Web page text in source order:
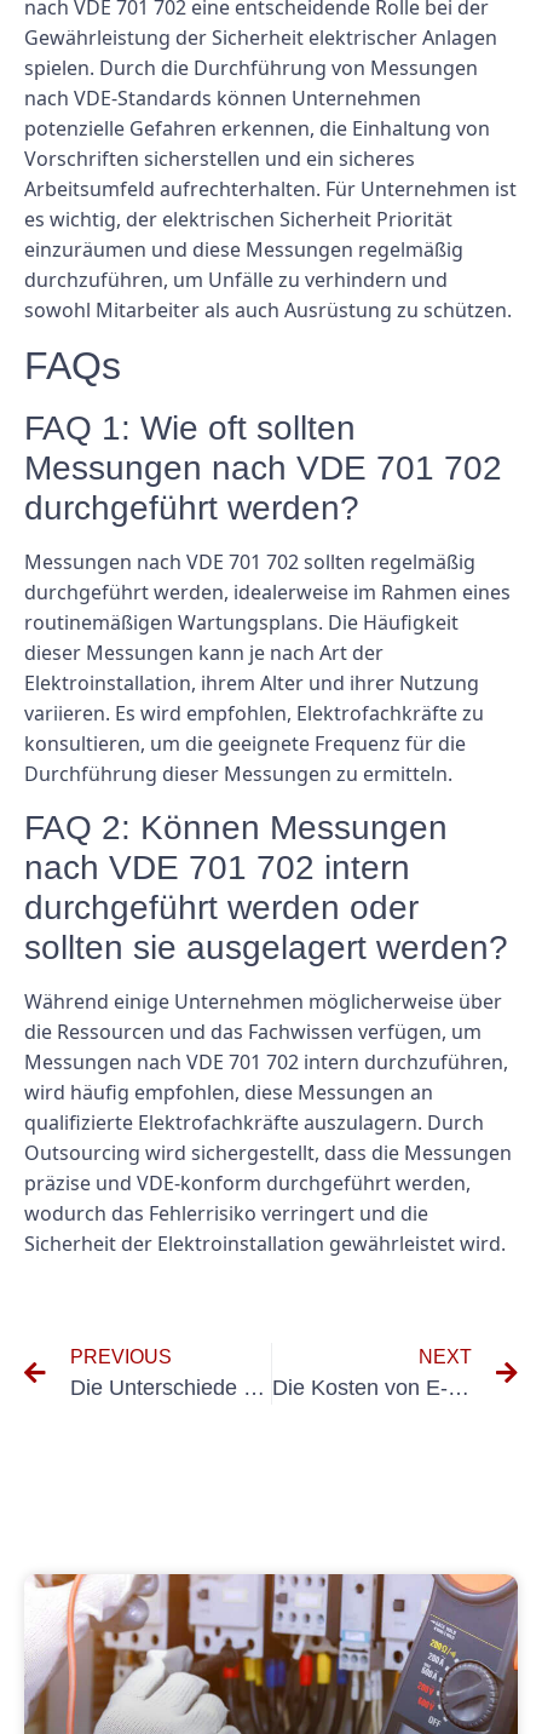
nach VDE 701 702 eine entscheidende Rolle bei der
Gewährleistung der Sicherheit elektrischer Anlagen
spielen. Durch die Durchführung von Messungen
nach VDE-Standards können Unternehmen
potenzielle Gefahren erkennen, die Einhaltung von
Vorschriften sicherstellen und ein sicheres
Arbeitsumfeld aufrechterhalten. Für Unternehmen ist
es wichtig, der elektrischen Sicherheit Priorität
einzuräumen und diese Messungen regelmäßig
durchzuführen, um Unfälle zu verhindern und
sowohl Mitarbeiter als auch Ausrüstung zu schützen.
FAQs
FAQ 1: Wie oft sollten
Messungen nach VDE 701 702
durchgeführt werden?
Messungen nach VDE 701 702 sollten regelmäßig
durchgeführt werden, idealerweise im Rahmen eines
routinemäßigen Wartungsplans. Die Häufigkeit
dieser Messungen kann je nach Art der
Elektroinstallation, ihrem Alter und ihrer Nutzung
variieren. Es wird empfohlen, Elektrofachkräfte zu
konsultieren, um die geeignete Frequenz für die
Durchführung dieser Messungen zu ermitteln.
FAQ 2: Können Messungen
nach VDE 701 702 intern
durchgeführt werden oder
sollten sie ausgelagert werden?
Während einige Unternehmen möglicherweise über
die Ressourcen und das Fachwissen verfügen, um
Messungen nach VDE 701 702 intern durchzuführen,
wird häufig empfohlen, diese Messungen an
qualifizierte Elektrofachkräfte auszulagern. Durch
Outsourcing wird sichergestellt, dass die Messungen
präzise und VDE-konform durchgeführt werden,
wodurch das Fehlerrisiko verringert und die
Sicherheit der Elektroinstallation gewährleistet wird.
PREVIOUS
Die Unterschiede zwischen UVV und BGV D29 verstehen
NEXT
Die Kosten von E-Check-Diensten verstehen: Ein umfassender Leitfaden zur Preisgestaltung